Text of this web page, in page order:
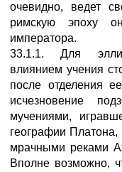
очевидно, ведет
римскую эпоху
императора.
33.1.1. Для
влиянием учения
после отделения
исчезновение
мучениями,
географии
мрачными реками
Вполне возможно,